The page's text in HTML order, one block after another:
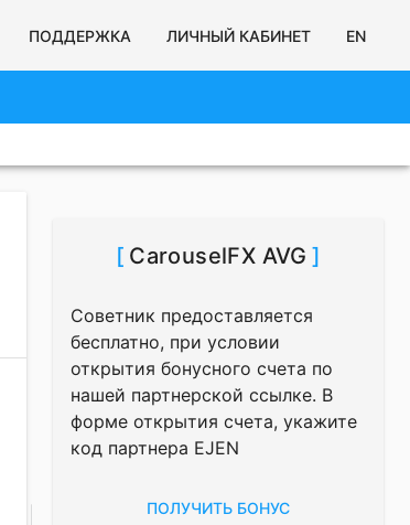
ПОДДЕРЖКА ЛИЧНЫЙ КАБИНЕТ EN
[ CarouselFX AVG ]
Советник предоставляется
бесплатно, при условии
открытия бонусного счета по
нашей партнерской ссылке. В
форме открытия счета, укажите
код партнера EJEN
ПОЛУЧИТЬ БОНУС